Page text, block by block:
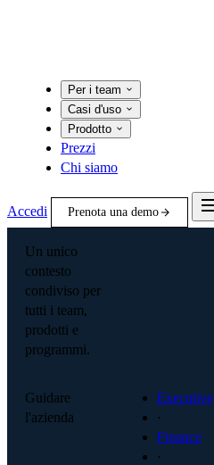
Per i team
Casi d'uso
Prodotto
Prezzi
Chi siamo
Accedi Prenota una demo
Un unico
contesto
condiviso per
tutti i team,
prodotti e
programmi.
Guidare
l'azienda
Executive
·
Finance
·